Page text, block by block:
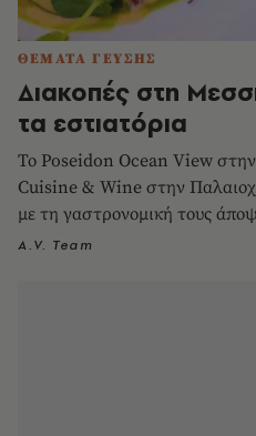
ΘΕΜΑΤΑ ΓΕΥΣΗΣ
Διακοπές στη
τα εστιατόρια
Το Poseidon Ocean View
Cuisine & Wine στην
με τη γαστρονομική τους
A.V. Team